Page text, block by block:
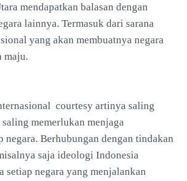
mendapatkan balasan dengan
lainnya. Termasuk dari sarana
yang akan membuatnya negara
maju.
courtesy artinya saling
memerlukan menjaga
negara. Berhubungan dengan tindakan
saja ideologi Indonesia
setiap negara yang menjalankan